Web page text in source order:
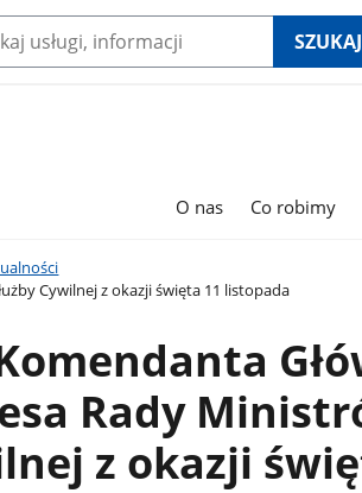
SZUKAJ
O nas Co robimy
Cywilnej z okazji święta 11 listopada
Rady
z okazji